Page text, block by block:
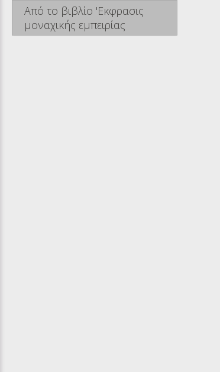
Από το βιβλίο 'Εκφρασις
μοναχικής εμπειρίας